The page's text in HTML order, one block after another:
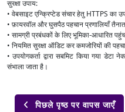
सुरक्षा उपाय:
• वेबसाइट एन्क्रिप्टेड संचार हेतु HTTPS का
• फ़ायरवॉल और घुसपैठ पहचान प्रणालियाँ
• सामग्री प्रबंधकों के लिए भूमिका-आधारित
• नियमित सुरक्षा ऑडिट कर कमजोरियों की
• उपयोगकर्ता द्वारा सबमिट किया गया
संभाला जाता है।
 पिछले पृष्ठ पर वापस जाएँ